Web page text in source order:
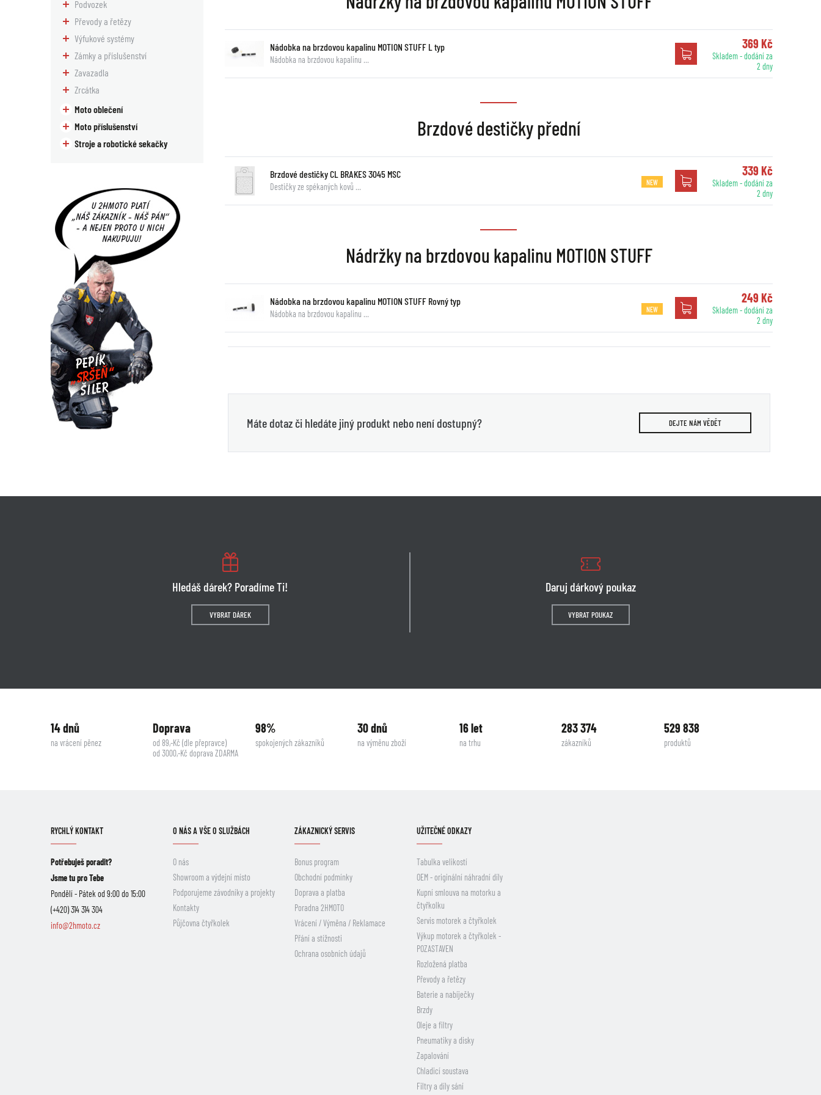
Podvozek
Převody a řetězy
Výfukové systémy
Zámky a příslušenství
Zavazadla
Zrcátka
Moto oblečení
Moto příslušenství
Stroje a robotické sekačky
Nádobka na brzdovou kapalinu MOTION STUFF L typ
Nádobka na brzdovou kapalinu …
369 Kč
Skladem - dodání za
2 dny
Brzdové destičky přední
Brzdové destičky CL BRAKES 3045 MSC
Destičky ze spékaných kovů … NEW
339 Kč
Skladem - dodání za
2 dny
Nádržky na brzdovou kapalinu MOTION STUFF
Nádobka na brzdovou kapalinu MOTION STUFF Rovný typ
Nádobka na brzdovou kapalinu … NEW
249 Kč
Skladem - dodání za
2 dny
Máte dotaz či hledáte jiný produkt nebo není dostupný? DEJTE NÁM VĚDĚT
Hledáš dárek? Poradíme Ti!
VYBRAT DÁREK
Daruj dárkový poukaz
VYBRAT POUKAZ
14 dnů
na vrácení pěnez
Doprava
od 89,-Kč (dle přepravce)
od 3000,-Kč doprava ZDARMA
98%
spokojených zákazníků
30 dnů
na výměnu zboží
16 let
na trhu
283 374
zákazníků
529 838
produktů
RYCHLÝ KONTAKT
Potřebuješ poradit?
Jsme tu pro Tebe
Pondělí - Pátek od 9:00 do 15:00
(+420) 314 314 304
info@2hmoto.cz
O NÁS A VŠE O SLUŽBÁCH
O nás
Showroom a výdejní místo
Podporujeme závodníky a projekty
Kontakty
Půjčovna čtyřkolek
ZÁKAZNICKÝ SERVIS
Bonus program
Obchodní podmínky
Doprava a platba
Poradna 2HMOTO
Vrácení / Výměna / Reklamace
Přání a stížnosti
Ochrana osobních údajů
UŽITEČNÉ ODKAZY
Tabulka velikostí
OEM - originální náhradní díly
Kupní smlouva na motorku a
čtyřkolku
Servis motorek a čtyřkolek
Výkup motorek a čtyřkolek -
POZASTAVEN
Rozložená platba
Převody a řetězy
Baterie a nabíječky
Brzdy
Oleje a filtry
Pneumatiky a disky
Zapalování
Chladicí soustava
Filtry a díly sání